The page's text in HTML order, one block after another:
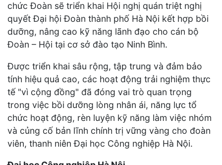
chức Đoàn sẽ triển khai Hội nghị quán triệt nghị
quyết Đại hội Đoàn thành phố Hà Nội kết hợp bồi
dưỡng, nâng cao kỹ năng lãnh đạo cho cán bộ
Đoàn – Hội tại cơ sở đào tạo Ninh Bình.
Được triển khai sâu rộng, tập trung và đảm bảo
tính hiệu quả cao, các hoạt động trải nghiệm thực
tế "vì cộng đồng" đã đóng vai trò quan trọng
trong việc bồi dưỡng lòng nhân ái, năng lực tổ
chức hoạt động, rèn luyện kỹ năng làm việc nhóm
và củng cố bản lĩnh chính trị vững vàng cho đoàn
viên, thanh niên Đại học Công nghiệp Hà Nội.